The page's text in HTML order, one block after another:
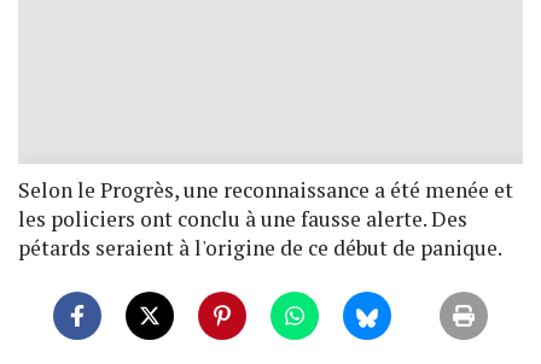
Selon le Progrès, une reconnaissance a été menée et
les policiers ont conclu à une fausse alerte. Des
pétards seraient à l'origine de ce début de panique.